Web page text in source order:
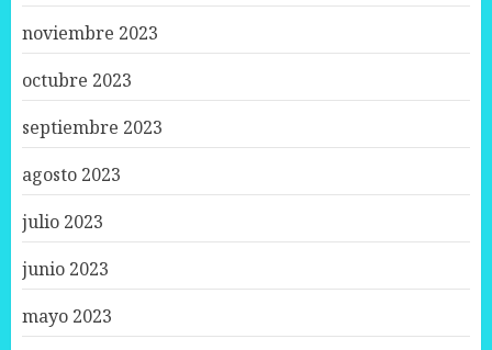
noviembre 2023
octubre 2023
septiembre 2023
agosto 2023
julio 2023
junio 2023
mayo 2023